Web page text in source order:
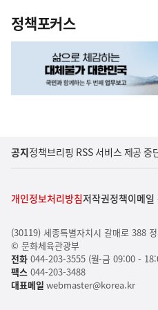
정책포커스
공지정책브리핑 RSS 서비스 제공 중
개인정보처리방침저작권정책이메일
(30119) 세종특별자치시 갈매로 388
© 문화체육관광부
전화044-203-3555 (월-금 09:00 -
팩스044-203-3488
대표메일 webmaster@korea.kr